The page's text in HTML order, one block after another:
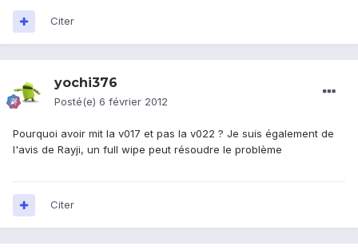
Citer
yochi376
Posté(e) 6 février 2012
Pourquoi avoir mit la v017 et pas la v022 ? Je suis également de
l'avis de Rayji, un full wipe peut résoudre le problème
Citer